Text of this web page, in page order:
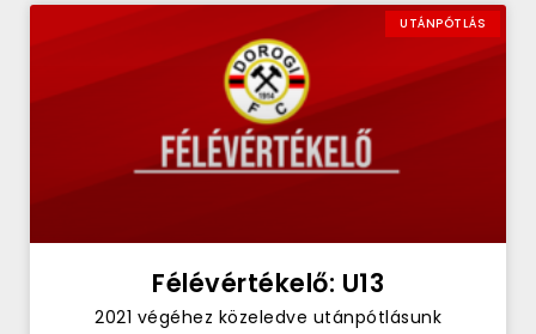
UTÁNPÓTLÁS
Félévértékelő: U13
2021 végéhez közeledve utánpótlásunk